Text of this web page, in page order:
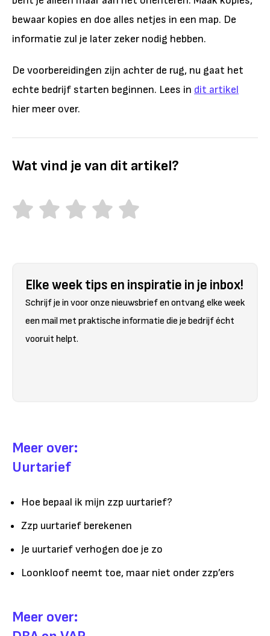
bewaar kopies en doe alles netjes in een map. De
informatie zul je later zeker nodig hebben.
De voorbereidingen zijn achter de rug, nu gaat het
echte bedrijf starten beginnen. Lees in dit artikel
hier meer over.
Wat vind je van dit artikel?
Elke week tips en inspiratie in je inbox!
Schrijf je in voor onze nieuwsbrief en ontvang elke week
een mail met praktische informatie die je bedrijf écht
vooruit helpt.
Meer over:
Uurtarief
Hoe bepaal ik mijn zzp uurtarief?
Zzp uurtarief berekenen
Je uurtarief verhogen doe je zo
Loonkloof neemt toe, maar niet onder zzp’ers
Meer over: